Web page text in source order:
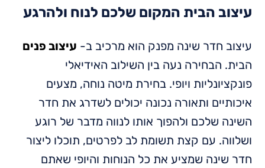
עיצוב הבית המקום שלכם לנוח ולהרגע
עיצוב חדר שינה מפנק הוא מרכיב ב- עיצוב פנים
הבית. הבחירה נעה בין השילוב האידיאלי
פונקציונליות ויופי. בחירת מיטה נוחה, מצעים
איכותיים ותאורה נכונה יכולים לשדרג את חדר
השינה שלכם ולהפוך אותו לנווה מדבר של רוגע
ושלווה. עם קצת תשומת לב לפרטים, תוכלו ליצור
חדר שינה שמציע את כל הנוחות והיופי שאתם